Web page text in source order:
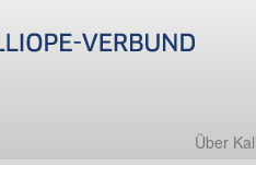
Über